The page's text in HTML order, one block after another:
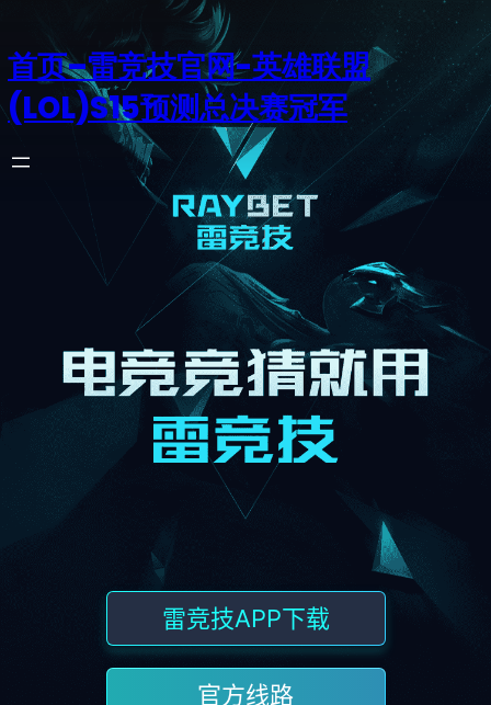
首页–雷竞技官网-英雄联盟
(LOL)S15预测总决赛冠军